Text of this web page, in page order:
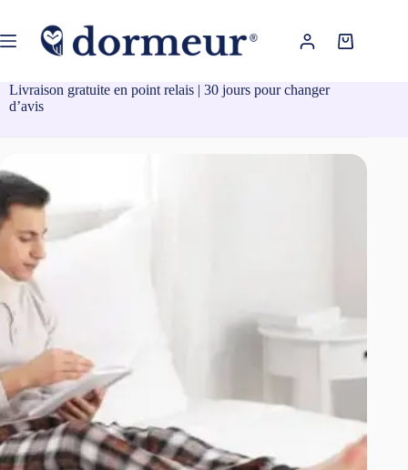
contenu
Panier
Livraison gratuite en point relais | 30 jours pour changer
d’avis